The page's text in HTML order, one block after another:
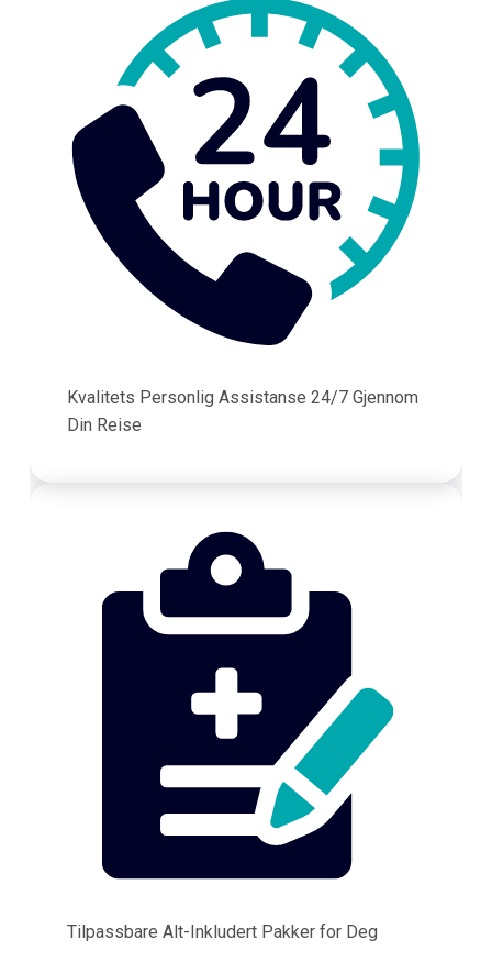
Kvalitets Personlig Assistanse 24/7 Gjennom
Din Reise
Tilpassbare Alt-Inkludert Pakker for Deg